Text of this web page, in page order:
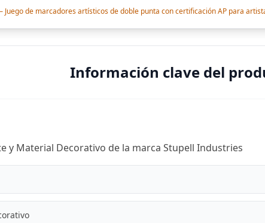
de marcadores artísticos de doble punta con certificación AP para
Información clave del
y Material Decorativo de la marca Stupell Industries